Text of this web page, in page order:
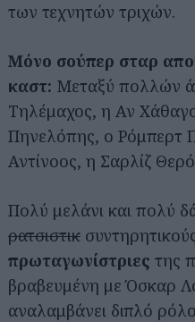
των τεχνητών τριχών.
Μόνο σούπερ σταρ
καστ: Μεταξύ πολλών
Τηλέμαχος, η Αν
Πηνελόπης, ο Ρόμπερτ
Αντίνοος, η Σαρλίζ
Πολύ μελάνι και πολύ
ρατσιστικ
πρωταγωνίστριες της
βραβευμένη με Όσκαρ
αναλαμβάνει διπλό